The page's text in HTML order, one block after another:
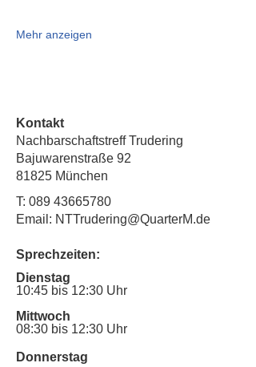
Mehr anzeigen
Kontakt
Nachbarschaftstreff Trudering
Bajuwarenstraße 92
81825 München
T: 089 43665780
Email: NTTrudering@QuarterM.de
Sprechzeiten:
Dienstag
10:45 bis 12:30 Uhr
Mittwoch
08:30 bis 12:30 Uhr
Donnerstag